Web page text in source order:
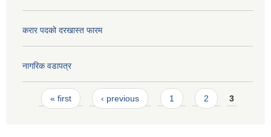
करार पदको दरखास्त फारम
नागरिक वडापत्र
Pages
« first ‹ previous 1 2 3